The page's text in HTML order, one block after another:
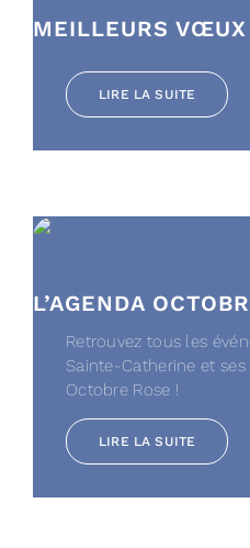
MEILLEURS
LIRE LA SUITE
L’AGENDA
Retrouvez tous les
Sainte-Catherine et
Octobre Rose !
LIRE LA SUITE